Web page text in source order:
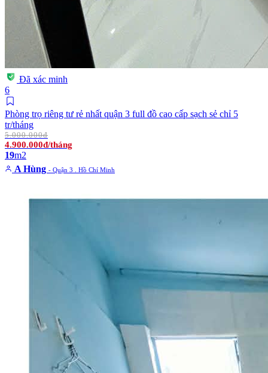
Đã xác minh
6
Phòng trọ riêng tư rẻ nhất quận 3 full đồ cao cấp sạch sẻ chỉ 5
tr/tháng
5.000.000đ
4.900.000đ/tháng
19m2
A Hùng - Quận 3 . Hồ Chí Minh